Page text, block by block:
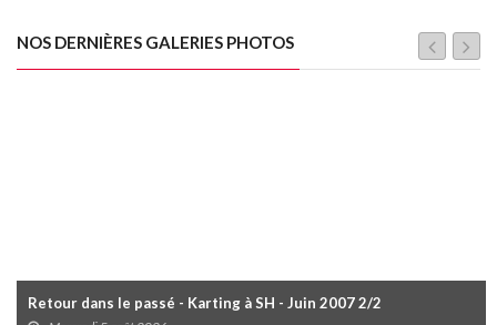
NOS DERNIÈRES GALERIES PHOTOS
Retour dans le passé - Karting à SH - Juin 2007 2/2